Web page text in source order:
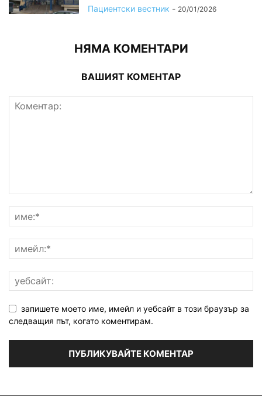
Пациентски вестник - 20/01/2026
НЯМА КОМЕНТАРИ
ВАШИЯТ КОМЕНТАР
запишете моето име, имейл и уебсайт в този браузър за
следващия път, когато коментирам.